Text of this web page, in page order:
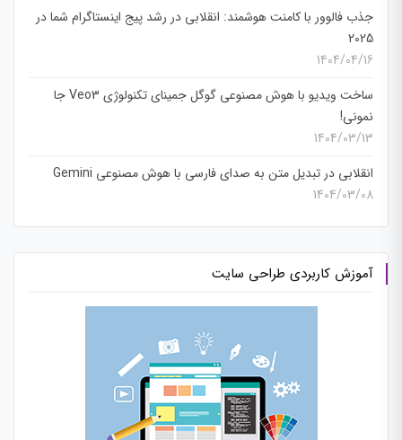
جذب فالوور با کامنت هوشمند: انقلابی در رشد پیج اینستاگرام شما در
2025
1404/04/16
ساخت ویدیو با هوش مصنوعی گوگل جمینای تکنولوژی Veo3 جا
نمونی!
1404/03/13
انقلابی در تبدیل متن به صدای فارسی با هوش مصنوعی Gemini
1404/03/08
آموزش کاربردی طراحی سایت